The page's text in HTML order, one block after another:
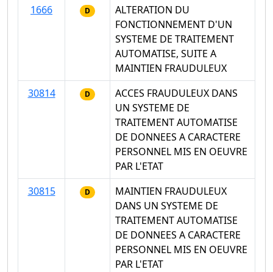
1666
D
ALTERATION DU
FONCTIONNEMENT D'UN
SYSTEME DE TRAITEMENT
AUTOMATISE, SUITE A
MAINTIEN FRAUDULEUX
30814
D
ACCES FRAUDULEUX DANS
UN SYSTEME DE
TRAITEMENT AUTOMATISE
DE DONNEES A CARACTERE
PERSONNEL MIS EN OEUVRE
PAR L'ETAT
30815
D
MAINTIEN FRAUDULEUX
DANS UN SYSTEME DE
TRAITEMENT AUTOMATISE
DE DONNEES A CARACTERE
PERSONNEL MIS EN OEUVRE
PAR L'ETAT